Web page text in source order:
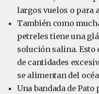
largos vuelos o para
También como
petreles tiene una
solución salina. Esto
de cantidades
se alimentan del
Una bandada de